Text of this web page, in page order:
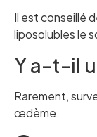
Il est conseillé
liposolubles le
Y a-t-il
Rarement,
œdème.